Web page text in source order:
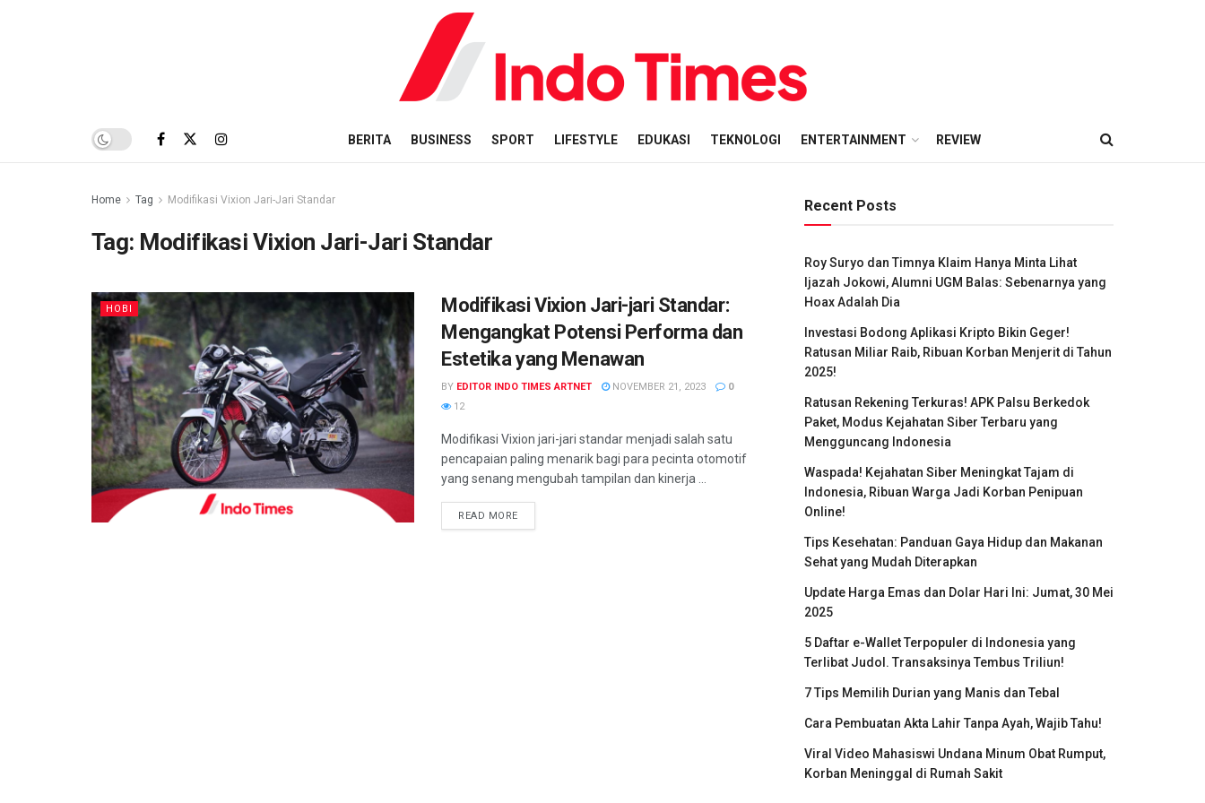
BERITA BUSINESS SPORT LIFESTYLE EDUKASI TEKNOLOGI ENTERTAINMENT REVIEW
Home Tag Modifikasi Vixion Jari-Jari Standar
Tag: Modifikasi Vixion Jari-Jari Standar
HOBI
Modifikasi Vixion Jari-jari Standar:
Mengangkat Potensi Performa dan
Estetika yang Menawan
BY EDITOR INDO TIMES ARTNET NOVEMBER 21, 2023
0
12
Modifikasi Vixion jari-jari standar menjadi salah satu
pencapaian paling menarik bagi para pecinta otomotif
yang senang mengubah tampilan dan kinerja ...
READ MOREDETAILS
Recent Posts
Roy Suryo dan Timnya Klaim Hanya Minta Lihat
Ijazah Jokowi, Alumni UGM Balas: Sebenarnya yang
Hoax Adalah Dia
Investasi Bodong Aplikasi Kripto Bikin Geger!
Ratusan Miliar Raib, Ribuan Korban Menjerit di Tahun
2025!
Ratusan Rekening Terkuras! APK Palsu Berkedok
Paket, Modus Kejahatan Siber Terbaru yang
Mengguncang Indonesia
Waspada! Kejahatan Siber Meningkat Tajam di
Indonesia, Ribuan Warga Jadi Korban Penipuan
Online!
Tips Kesehatan: Panduan Gaya Hidup dan Makanan
Sehat yang Mudah Diterapkan
Update Harga Emas dan Dolar Hari Ini: Jumat, 30 Mei
2025
5 Daftar e-Wallet Terpopuler di Indonesia yang
Terlibat Judol. Transaksinya Tembus Triliun!
7 Tips Memilih Durian yang Manis dan Tebal
Cara Pembuatan Akta Lahir Tanpa Ayah, Wajib Tahu!
Viral Video Mahasiswi Undana Minum Obat Rumput,
Korban Meninggal di Rumah Sakit